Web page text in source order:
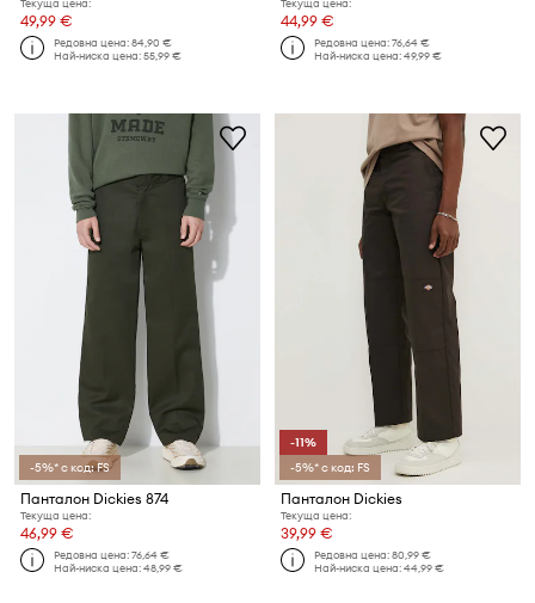
Текуща цена:
49,99 €
Редовна цена:84,90 €
Най-ниска цена:55,99 €
Текуща цена:
44,99 €
Редовна цена:76,64 €
Най-ниска цена:49,99 €
-5%* с код: FS
Панталон Dickies 874
Текуща цена:
46,99 €
Редовна цена:76,64 €
Най-ниска цена:48,99 €
-11%
-5%* с код: FS
Панталон Dickies
Текуща цена:
39,99 €
Редовна цена:80,99 €
Най-ниска цена:44,99 €